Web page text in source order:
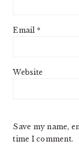
Email *
Website
Save my name,
time I comment.